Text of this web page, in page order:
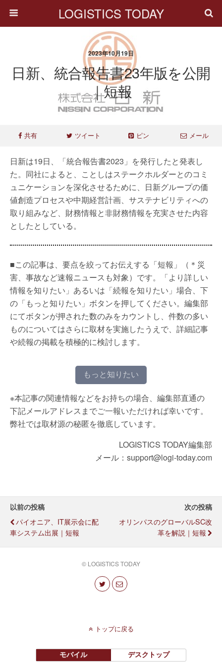
LOGISTICS TODAY
2023年10月19日
日新、統合報告書23年版を公開
｜短報
共有 ツイート ピン メール
日新は19日、「統合報告書2023」を発行したと発表し
た。同社によると、ことしはステークホルダーとのコミ
ュニケーションを深化させるために、日新グループの価
値創造プロセスや中期経営計画、サステナビリティへの
取り組みなど、財務情報と非財務情報を充実させた内容
としたとしている。
■この記事は、要点を絞ってお伝えする「短報」（＊災
害、事故など速報ニュースも対象）です。「より詳しい
情報を知りたい」あるいは「続報を知りたい」場合、下
の「もっと知りたい」ボタンを押してください。編集部
にてボタンが押された数のみをカウントし、件数の多い
ものについてはさらに取材を実施したうえで、詳細記事
や続報の掲載を積極的に検討します。
もっと知りたい
※本記事の関連情報などをお持ちの場合、編集部直通の
下記メールアドレスまでご一報いただければ幸いです。
弊社では取材源の秘匿を徹底しています。
LOGISTICS TODAY編集部
メール：support@logi-today.com
以前の投稿
パイオニア、IT展示会に配
車システム出展｜短報
次の投稿
オリンパスのグローバルSC改
革を解説｜短報
© LOGISTICS TODAY
トップに戻る
モバイル デスクトップ